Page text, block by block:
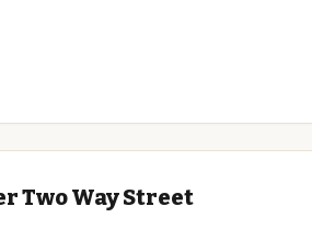
Two Way Street